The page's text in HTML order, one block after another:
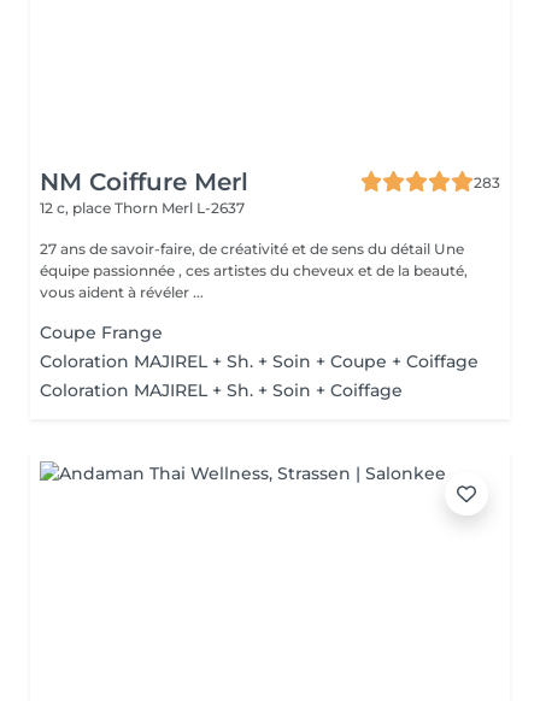
NM Coiffure Merl
283
12 c, place Thorn Merl L-2637
27 ans de savoir-faire, de créativité et de sens du détail Une
équipe passionnée , ces artistes du cheveux et de la beauté,
vous aident à révéler ...
Coupe Frange
Coloration MAJIREL + Sh. + Soin + Coupe + Coiffage
Coloration MAJIREL + Sh. + Soin + Coiffage